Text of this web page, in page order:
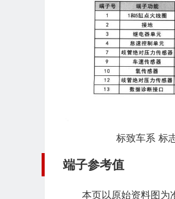
标致车系 标
端子参考值
本页以原始资料图为